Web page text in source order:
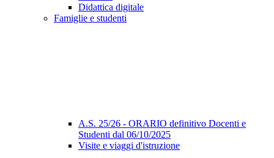
Didattica digitale
Famiglie e studenti
A.S. 25/26 - ORARIO definitivo Docenti e
Studenti dal 06/10/2025
Visite e viaggi d'istruzione